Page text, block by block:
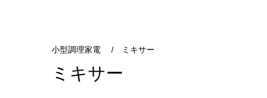
小型調理家電 / ミキサー
ミキサー